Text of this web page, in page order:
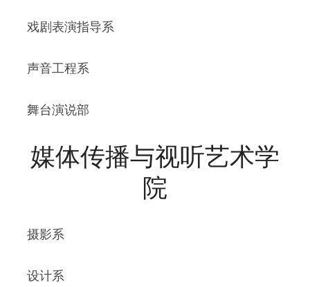
戏剧表演指导系
声音工程系
舞台演说部
媒体传播与视听艺术学
院
摄影系
设计系